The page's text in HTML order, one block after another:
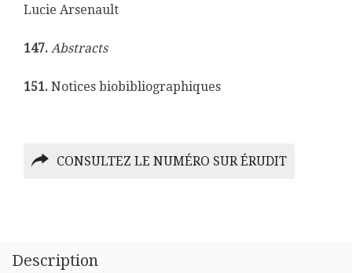
Lucie Arsenault
147. Abstracts
151. Notices biobibliographiques
CONSULTEZ LE NUMÉRO SUR ÉRUDIT
Description